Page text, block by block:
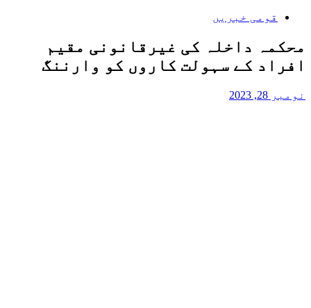
قومی خبریں
محکمہ داخلہ کی غیرقانونی مقیم
افراد کے سہولت کاروں کو وارننگ
نومبر 28, 2023